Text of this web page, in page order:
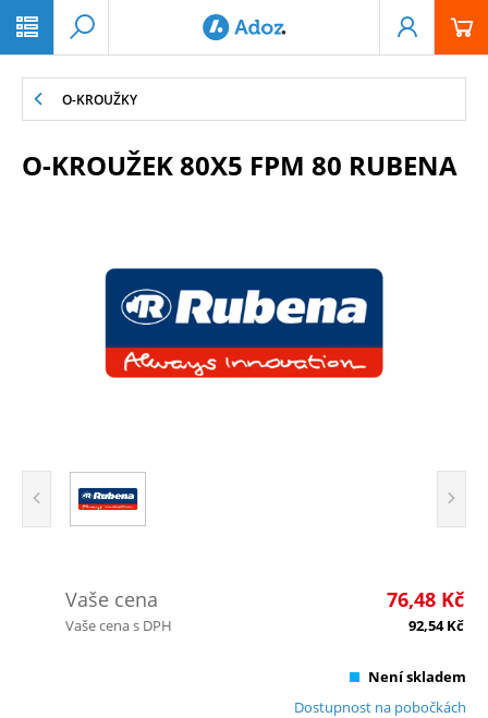
O-KROUŽKY
O-KROUŽEK 80X5 FPM 80 RUBENA
Vaše cena 76,48 Kč
Vaše cena s DPH 92,54Kč
Není skladem
Dostupnost na pobočkách